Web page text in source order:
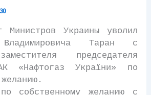
Украины уволил
Владимировича Таран с
председателя
«Нафтогаз України» по
желанию с